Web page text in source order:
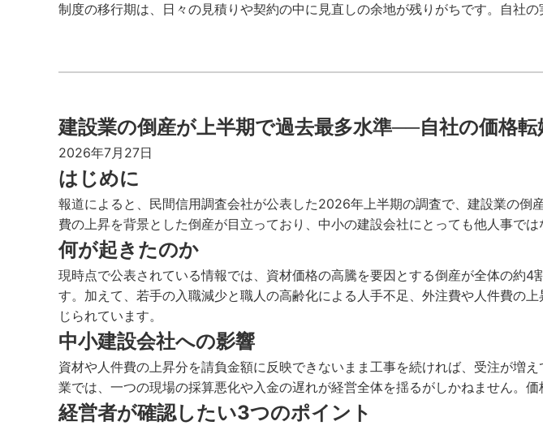
制度の移行期は、日々の見積りや契約の中に見直しの余地が残りがちです。自社
建設業の倒産が上半期で過去最多水準──自社の価格
2026年7月27日
はじめに
報道によると、民間信用調査会社が公表した2026年上半期の調査で、建設業の
費の上昇を背景とした倒産が目立っており、中小の建設会社にとっても他人事では
何が起きたのか
現時点で公表されている情報では、資材価格の高騰を要因とする倒産が全体の約
す。加えて、若手の入職減少と職人の高齢化による人手不足、外注費や人件費の
じられています。
中小建設会社への影響
資材や人件費の上昇分を請負金額に反映できないまま工事を続ければ、受注が増
業では、一つの現場の採算悪化や入金の遅れが経営全体を揺るがしかねません。
経営者が確認したい3つのポイント